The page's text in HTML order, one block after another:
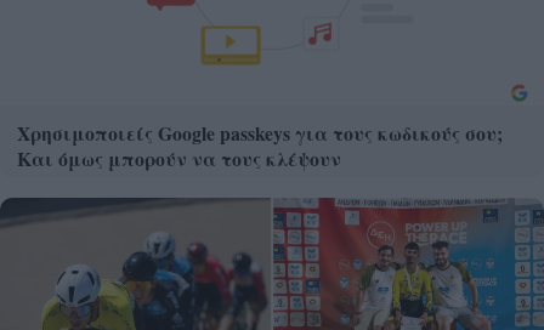
Χρησιμοποιείς Google passkeys για τους κωδικούς σου;
Και όμως μπορούν να τους κλέψουν